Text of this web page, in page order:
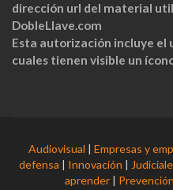
dirección url del material
DobleLlave.com
Esta autorización incluye el
cuales tienen visible un
Audiovisual | Empresas y
defensa | Innovación |
aprender | Prevención